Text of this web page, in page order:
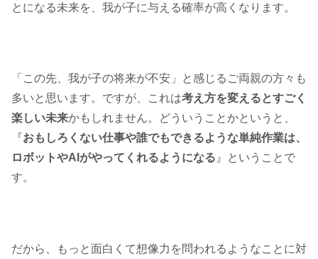
とになる未来を、我が子に与える確率が高くなります。
「この先、我が子の将来が不安」と感じるご両親の方々も
多いと思います。ですが、これは考え方を変えるとすごく
楽しい未来かもしれません。どういうことかというと、
『 おもしろくない仕事や誰でもできるような単純作業は、
ロボットやAIがやってくれるようになる』ということで
す。
だから、もっと面白くて想像力を問われるようなことに対